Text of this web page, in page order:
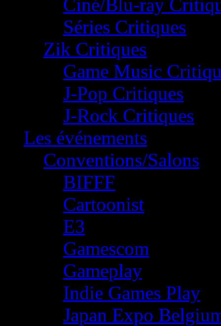
Ciné/Blu-ray
Séries Critiques
Zik Critiques
Game Music
J-Pop Critiques
J-Rock Critiques
Les événements
Conventions/Salons
BIFFF
Cartoonist
E3
Gamescom
Gameplay
Indie Games Play
Japan Expo